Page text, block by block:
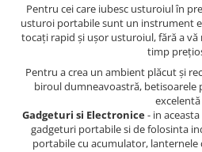
Pentru cei care iubesc usturoiul în
usturoi portabile sunt un instrument
tocați rapid și ușor usturoiul, fără a
timp
Pentru a crea un ambient plăcut și
biroul dumneavoastră,
excelentă
Gadgeturi si Electronice- in
gadgeturi portabile si de folosinta
portabile cu acumulator,